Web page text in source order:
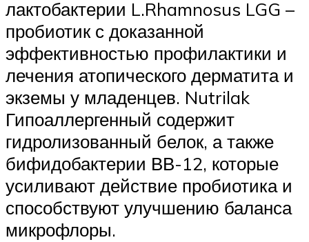
лактобактерии L.Rhamnosus LGG –
пробиотик с доказанной
эффективностью профилактики и
лечения атопического дерматита и
экземы у младенцев. Nutrilak
Гипоаллергенный содержит
гидролизованный белок, а также
бифидобактерии ВВ-12, которые
усиливают действие пробиотика и
способствуют улучшению баланса
микрофлоры.